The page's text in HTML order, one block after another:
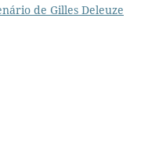
de Gilles Deleuze